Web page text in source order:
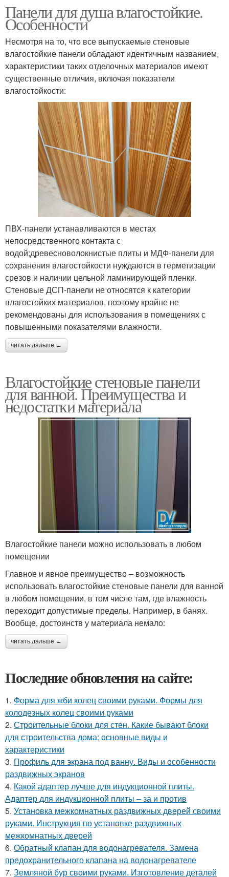
Панели для душа влагостойкие.
Особенности
Несмотря на то, что все выпускаемые стеновые
влагостойкие панели обладают идентичным названием,
характеристики таких отделочных материалов имеют
существенные отличия, включая показатели
влагостойкости:
ПВХ-панели устанавливаются в местах
непосредственного контакта с
водой;древесноволокнистые плиты и МДФ-панели для
сохранения влагостойкости нуждаются в герметизации
срезов и наличии цельной ламинирующей пленки.
Стеновые ДСП-панели не относятся к категории
влагостойких материалов, поэтому крайне не
рекомендованы для использования в помещениях с
повышенными показателями влажности.
читать дальше →
Влагостойкие стеновые панели
для ванной. Преимущества и
недостатки материала
Влагостойкие панели можно использовать в любом
помещении
Главное и явное преимущество – возможность
использовать влагостойкие стеновые панели для ванной
в любом помещении, в том числе там, где влажность
переходит допустимые пределы. Например, в банях.
Вообще, достоинств у материала немало:
читать дальше →
Последние обновления на сайте:
1. Форма для жби колец своими руками. Формы для
колодезных колец своими руками
2. Строительные блоки для стен. Какие бывают блоки
для строительства дома: основные виды и
характеристики
3. Профиль для экрана под ванну. Виды и особенности
раздвижных экранов
4. Какой адаптер лучше для индукционной плиты.
Адаптер для индукционной плиты – за и против
5. Установка межкомнатных раздвижных дверей своими
руками. Инструкция по установке раздвижных
межкомнатных дверей
6. Обратный клапан для водонагревателя. Замена
предохранительного клапана на водонагревателе
7. Земляной бур своими руками. Изготовление деталей